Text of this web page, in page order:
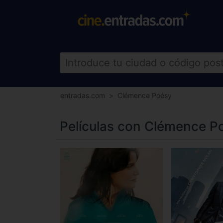
entradas.com Clémence Poésy
Películas con Clémence